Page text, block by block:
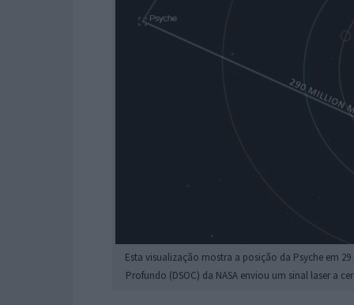
Esta visualização mostra a posição da Psyche em
Profundo (DSOC) da NASA enviou um sinal laser a